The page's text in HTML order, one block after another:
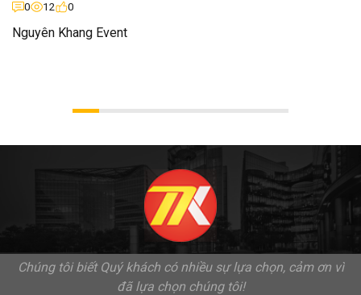
0 12 0
Nguyên Khang Event
Chúng tôi biết Quý khách có nhiều sự lựa chọn, cảm ơn vì
đã lựa chọn chúng tôi!